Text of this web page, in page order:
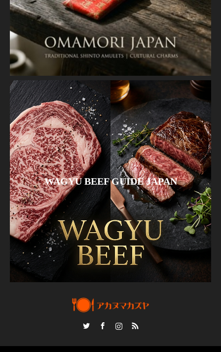
WAGYU BEEF GUIDE JAPAN
RSS